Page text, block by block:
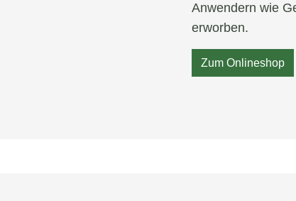
Anwendern wie
erworben.
Zum Onlineshop